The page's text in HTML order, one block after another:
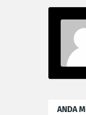
ANDA